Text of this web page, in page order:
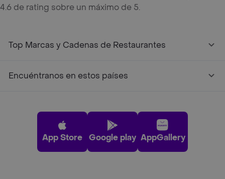
4.6 de rating sobre un máximo de 5.
Top Marcas y Cadenas de Restaurantes
Encuéntranos en estos países
App Store Google play AppGallery